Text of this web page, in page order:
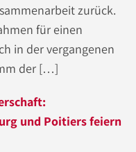
zurück.
für einen
in der vergangenen
der […]
und Poitiers feiern